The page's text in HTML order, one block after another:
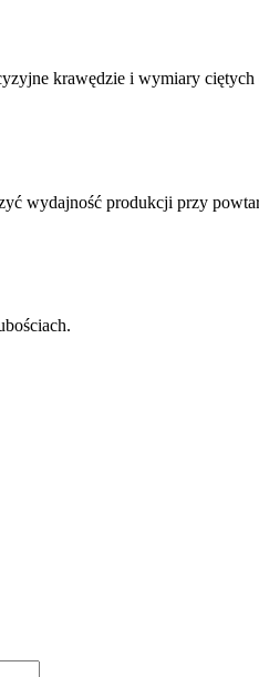
krawędzie i wymiary ciętych
wydajność produkcji przy